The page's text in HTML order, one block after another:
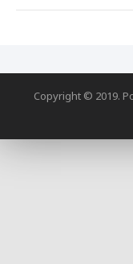
Copyright © 2019.